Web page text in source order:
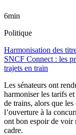
6min
Politique
Harmonisation des
SNCF Connect : les
trajets en train
Les sénateurs ont
harmoniser les tarifs
de trains, alors que
l’ouverture à la
ont bon espoir de voir
cadre.